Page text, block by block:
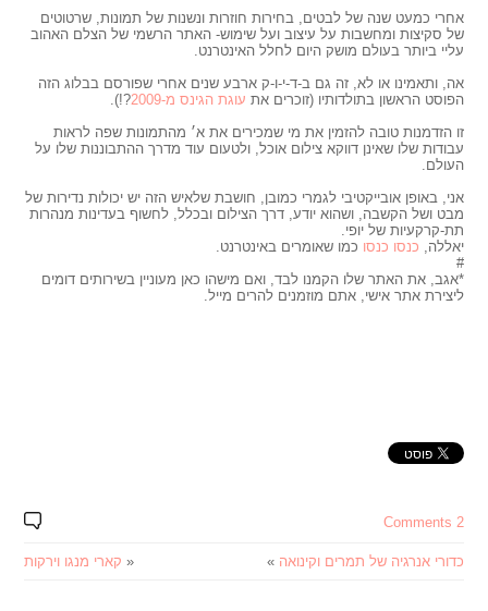
אחרי כמעט שנה של לבטים, בחירות חוזרות ונשנות של תמונות, שרטוטים
של סקיצות ומחשבות על עיצוב ועל שימוש- האתר הרשמי של הצלם האהוב
עליי ביותר בעולם מושק היום לחלל האינטרנט.
אה, ותאמינו או לא, זה גם ב-ד-י-ו-ק ארבע שנים אחרי שפורסם בבלוג הזה
הפוסט הראשון בתולדותיו (זוכרים את עוגת הגינס מ-2009
?!).
זו הזדמנות טובה להזמין את מי שמכירים את א׳ מהתמונות שפה לראות
עבודות שלו שאינן דווקא צילום אוכל, ולטעום עוד מדרך ההתבוננות שלו על
העולם.
אני, באופן אובייקטיבי לגמרי כמובן, חושבת שלאיש הזה יש יכולות נדירות של
מבט ושל הקשבה, ושהוא יודע, דרך הצילום ובכלל, לחשוף בעדינות מנהרות
תת-קרקעיות של יופי.
יאללה, כנסו כנסו כמו שאומרים באינטרנט.
#
*אגב, את האתר שלו הקמנו לבד, ואם מישהו כאן מעוניין בשירותים דומים
ליצירת אתר אישי, אתם מוזמנים להרים מייל.
2 Comments
« קארי מנגו וירקות כדורי אנרגיה של תמרים וקינואה »